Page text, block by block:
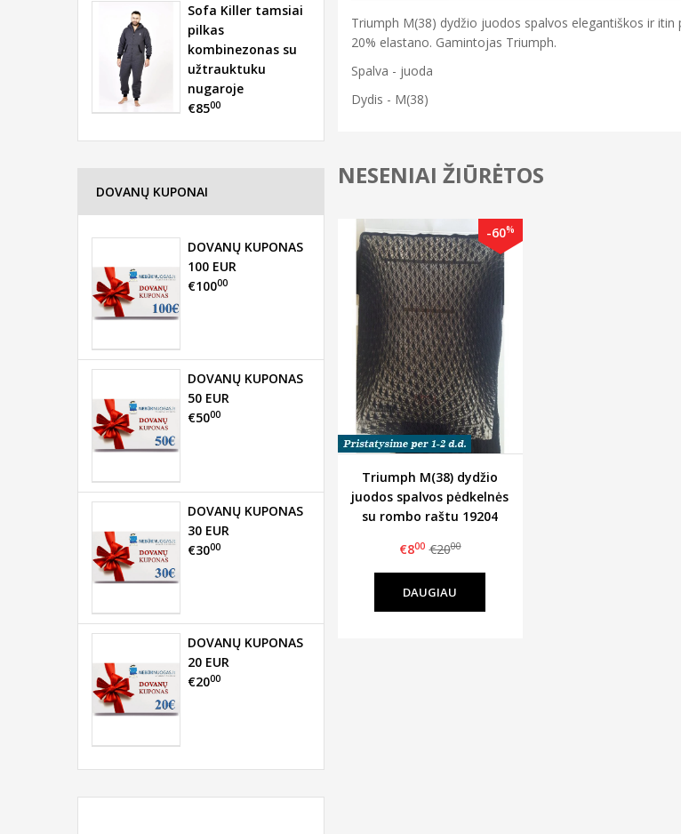
Triumph M(38) dydžio juodos spalvos elegantiškos ir
20% elastano. Gamintojas Triumph.
Spalva - juoda
Dydis - M(38)
NESENIAI ŽIŪRĖTOS
-60%
Triumph M(38) dydžio
juodos spalvos pėdkelnės
su rombo raštu 19204
€800 €2000
DAUGIAU
Sofa Killer tamsiai
pilkas
kombinezonas su
užtrauktuku
nugaroje
€8500
DOVANŲ KUPONAI
DOVANŲ KUPONAS
100 EUR
€10000
DOVANŲ KUPONAS
50 EUR
€5000
DOVANŲ KUPONAS
30 EUR
€3000
DOVANŲ KUPONAS
20 EUR
€2000